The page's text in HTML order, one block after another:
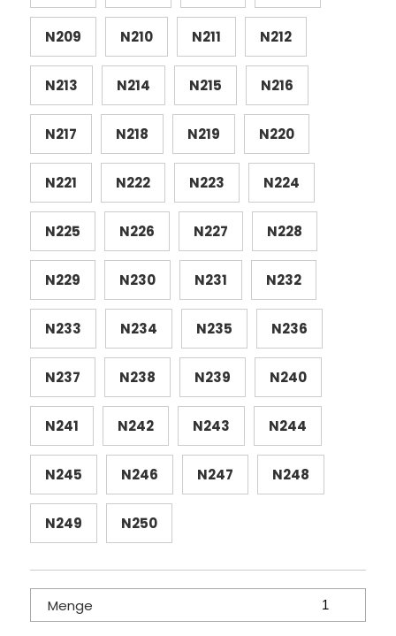
N209 N210 N211 N212
N213 N214 N215 N216
N217 N218 N219 N220
N221 N222 N223 N224
N225 N226 N227 N228
N229 N230 N231 N232
N233 N234 N235 N236
N237 N238 N239 N240
N241 N242 N243 N244
N245 N246 N247 N248
N249 N250
Menge